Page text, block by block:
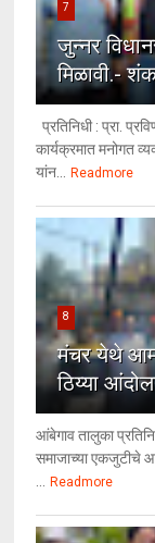
7
जुन्नर
मिळावी.-
प्रतिनिधी : प्रा.
कार्यक्रमात मनोगत
यांन... Readmore
8
मंचर येथे
ठिय्या
आंबेगाव तालुका
समाजाच्या एकजुटीचे
... Readmore